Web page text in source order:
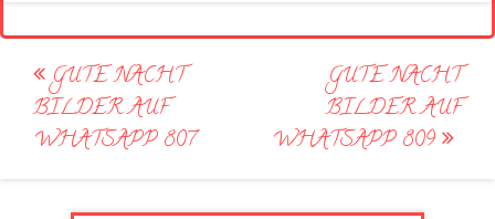
Post
navigation
GUTE NACHT
BILDER AUF
WHATSAPP 807
GUTE NACHT
BILDER AUF
WHATSAPP 809